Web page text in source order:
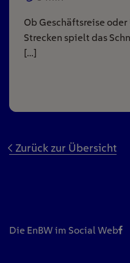
Ob Geschäftsreise
Strecken spielt das
[…]
Zurück zur Übersicht
Die EnBW im Social Web